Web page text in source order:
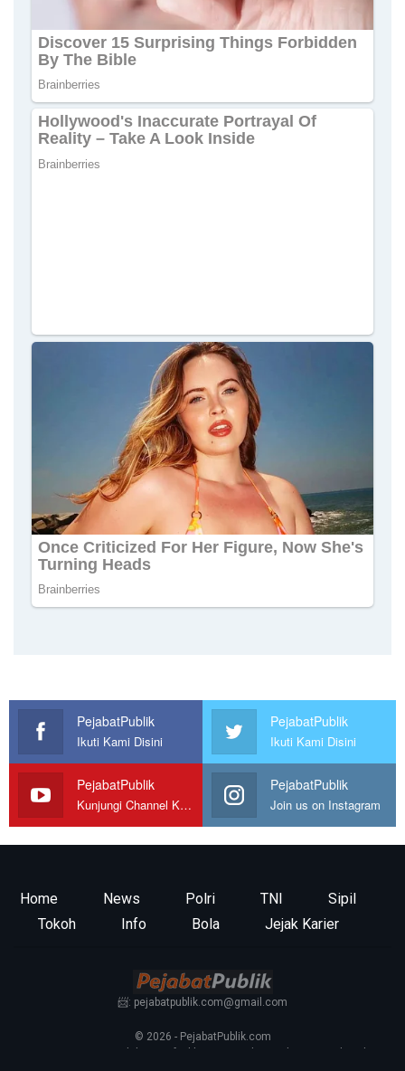
PejabatPublik
Ikuti Kami Disini
PejabatPublik
Ikuti Kami Disini
PejabatPublik
Kunjungi Channel Kami
PejabatPublik
Join us on Instagram
Home News Polri TNI
Sipil
Tokoh
Info Bola Jejak Karier
📨: pejabatpublik.com@gmail.com
© 2026 - PejabatPublik.com